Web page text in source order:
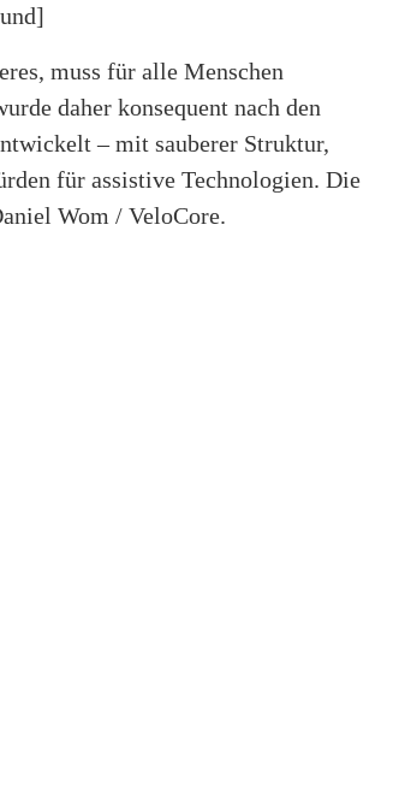
muss für alle Menschen
daher konsequent nach den
– mit sauberer Struktur,
für assistive Technologien. Die
Wom / VeloCore.